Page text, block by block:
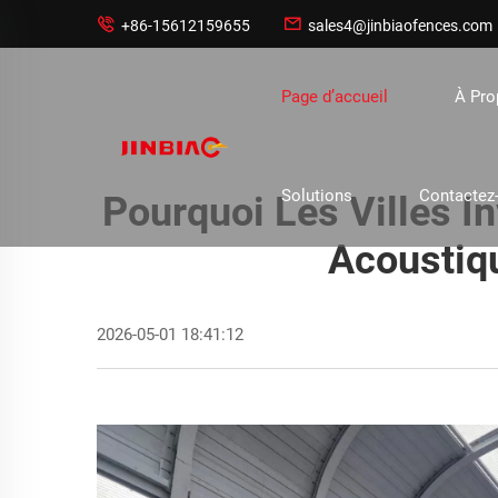
 +86-15612159655  sales4@jinbiaofences.com
Page d’accueil À
Solutions
Pourquoi Les Villes
2026-05-01 18:41:12